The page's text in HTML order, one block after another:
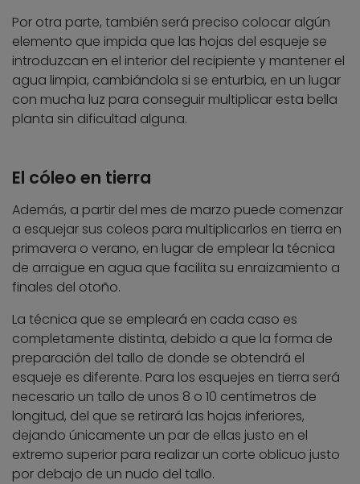
Por otra parte, también será preciso colocar algún
elemento que impida que las hojas del esqueje se
introduzcan en el interior del recipiente y mantener el
agua limpia, cambiándola si se enturbia, en un lugar
con mucha luz para conseguir multiplicar esta bella
planta sin dificultad alguna.
El cóleo en tierra
Además, a partir del mes de marzo puede comenzar
a esquejar sus coleos para multiplicarlos en tierra en
primavera o verano, en lugar de emplear la técnica
de arraigue en agua que facilita su enraizamiento a
finales del otoño.
La técnica que se empleará en cada caso es
completamente distinta, debido a que la forma de
preparación del tallo de donde se obtendrá el
esqueje es diferente. Para los esquejes en tierra será
necesario un tallo de unos 8 o 10 centímetros de
longitud, del que se retirará las hojas inferiores,
dejando únicamente un par de ellas justo en el
extremo superior para realizar un corte oblicuo justo
por debajo de un nudo del tallo.